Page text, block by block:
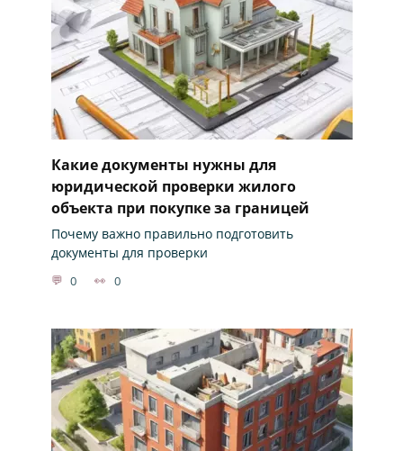
Какие документы нужны для
юридической проверки жилого
объекта при покупке за границей
Почему важно правильно подготовить
документы для проверки
0 0